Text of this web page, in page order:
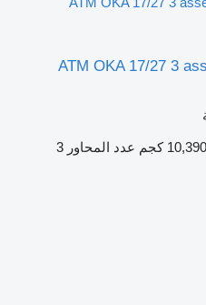
ATM OKA 17/27 3
10,390 كجم عدد المحاور 3